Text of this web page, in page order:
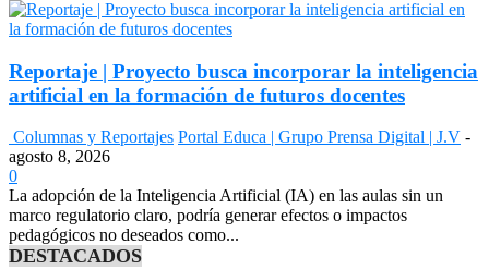
Reportaje | Proyecto busca incorporar la inteligencia
artificial en la formación de futuros docentes
Columnas y Reportajes Portal Educa | Grupo Prensa Digital | J.V -
agosto 8, 2026
0
La adopción de la Inteligencia Artificial (IA) en las aulas sin un
marco regulatorio claro, podría generar efectos o impactos
pedagógicos no deseados como...
DESTACADOS